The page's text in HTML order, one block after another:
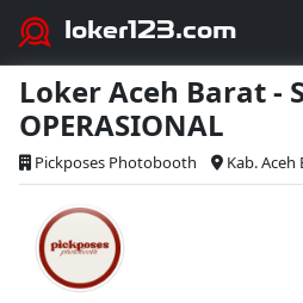
loker123.com
Loker Aceh Barat -
OPERASIONAL
Pickposes Photobooth Kab. Aceh